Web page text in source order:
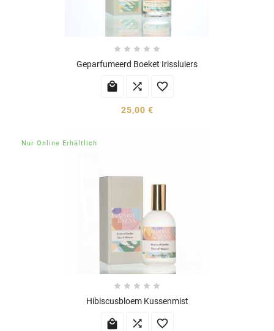
    
Geparfumeerd Boeket Irissluiers
  
25,00 €
Nur Online Erhältlich
    
Hibiscusbloem Kussenmist
  